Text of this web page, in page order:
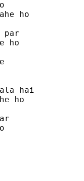
ho
par
ho
hai
ho